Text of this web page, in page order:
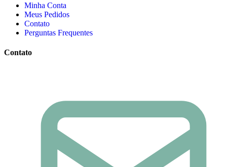
Minha Conta
Meus Pedidos
Contato
Perguntas Frequentes
Contato